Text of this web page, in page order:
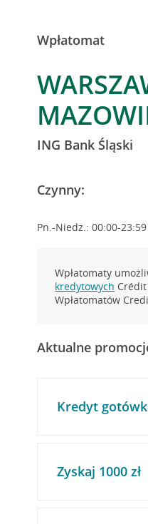
Wpłatomat
ING Bank Śląski
Czynny:
Pn.-Niedz.: 00:00-23:59
Wpłatomaty
kredytowych
Wpłatomatów
Aktualne
Kredyt
Zyskaj 1000 zł